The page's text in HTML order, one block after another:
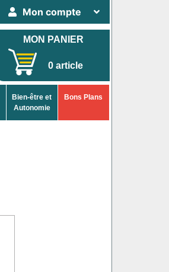
Mon compte
MON PANIER
0 article
Bien-être et
Autonomie
Bons Plans